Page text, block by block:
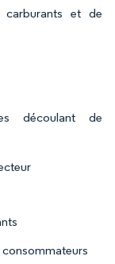
carburants et de
découlant de